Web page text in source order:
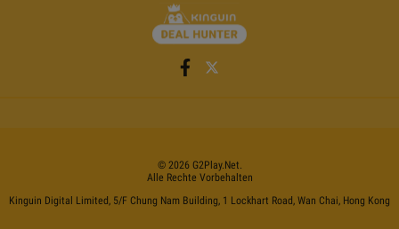
© 2026 G2Play.net.
Alle Rechte Vorbehalten
Kinguin Digital Limited, 5/F Chung Nam Building, 1 Lockhart Road, Wan Chai, Hong Kong